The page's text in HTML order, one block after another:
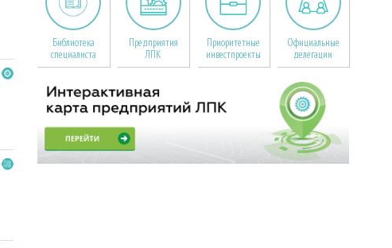
Библиотека
специалиста
Предприятия
ЛПК
Приоритетные
инвестпроекты
Официальные
делегации